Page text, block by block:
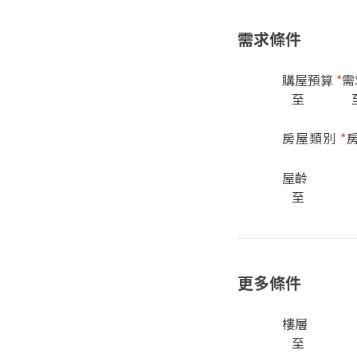
需求條件
購屋預算 *
至
房屋類別 *
屋齡
至
更多條件
樓層
至